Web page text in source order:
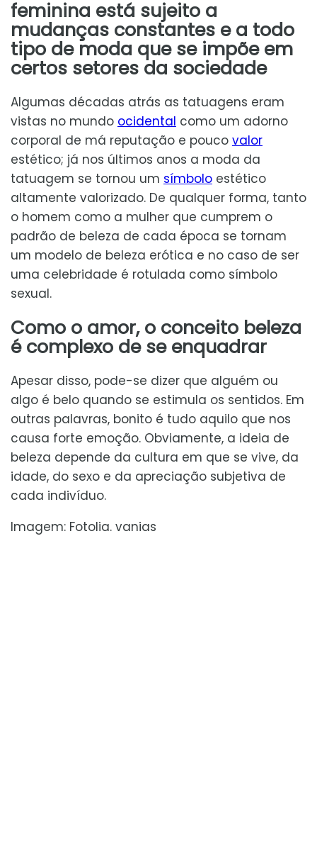
feminina está sujeito a
mudanças constantes e a todo
tipo de moda que se impõe em
certos setores da sociedade
Algumas décadas atrás as tatuagens eram
vistas no mundo ocidental como um adorno
corporal de má reputação e pouco valor
estético; já nos últimos anos a moda da
tatuagem se tornou um símbolo estético
altamente valorizado. De qualquer forma, tanto
o homem como a mulher que cumprem o
padrão de beleza de cada época se tornam
um modelo de beleza erótica e no caso de ser
uma celebridade é rotulada como símbolo
sexual.
Como o amor, o conceito beleza
é complexo de se enquadrar
Apesar disso, pode-se dizer que alguém ou
algo é belo quando se estimula os sentidos. Em
outras palavras, bonito é tudo aquilo que nos
causa forte emoção. Obviamente, a ideia de
beleza depende da cultura em que se vive, da
idade, do sexo e da apreciação subjetiva de
cada indivíduo.
Imagem: Fotolia. vanias